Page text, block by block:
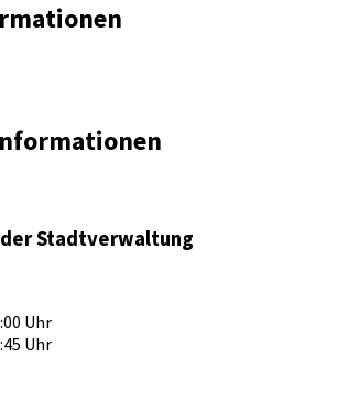
Stadtverwaltung
Uhr
Uhr